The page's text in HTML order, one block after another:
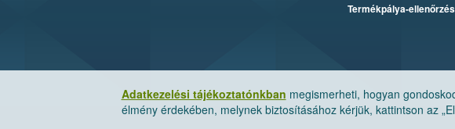
Adatkezelési tájékoztatónkban megismerheti, hogyan
élmény érdekében, melynek biztosításához kérjük, kattintson az
Termékpálya-ellenőrzés